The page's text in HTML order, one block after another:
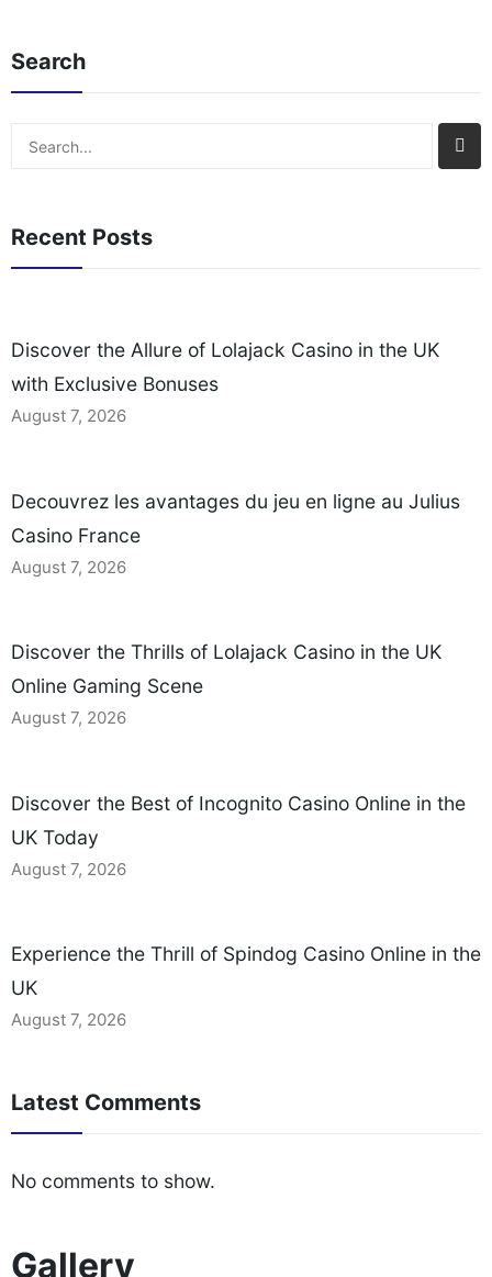
Search
Search
Recent Posts
Discover the Allure of Lolajack Casino in the UK
with Exclusive Bonuses
August 7, 2026
Decouvrez les avantages du jeu en ligne au Julius
Casino France
August 7, 2026
Discover the Thrills of Lolajack Casino in the UK
Online Gaming Scene
August 7, 2026
Discover the Best of Incognito Casino Online in the
UK Today
August 7, 2026
Experience the Thrill of Spindog Casino Online in the
UK
August 7, 2026
Latest Comments
No comments to show.
Gallery